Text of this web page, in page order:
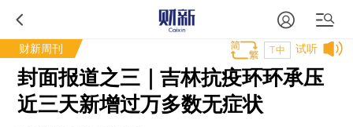
财新周刊 试听
T中
封面报道之三｜吉林抗疫环环承压
近三天新增过万多数无症状